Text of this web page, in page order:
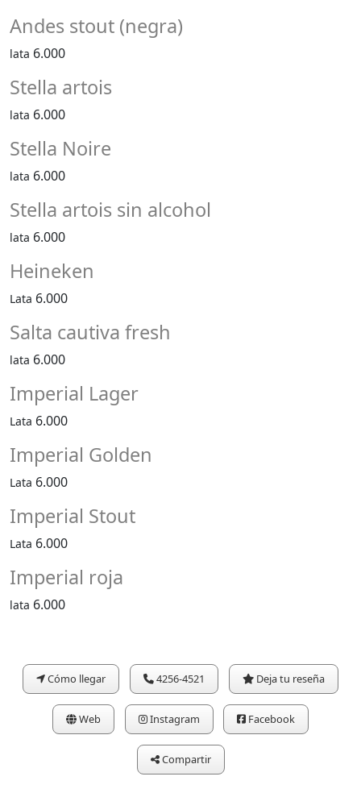
Andes stout (negra)
lata 6.000
Stella artois
lata 6.000
Stella Noire
lata 6.000
Stella artois sin alcohol
lata 6.000
Heineken
Lata 6.000
Salta cautiva fresh
lata 6.000
Imperial Lager
Lata 6.000
Imperial Golden
Lata 6.000
Imperial Stout
Lata 6.000
Imperial roja
lata 6.000
Cómo llegar 4256-4521 Deja tu reseña
Web Instagram Facebook
Compartir